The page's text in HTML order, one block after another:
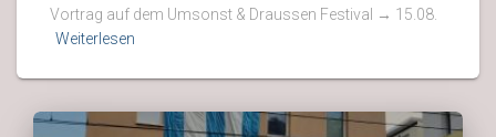
Vortrag auf dem Umsonst & Draussen Festival → 15.08.
Weiterlesen